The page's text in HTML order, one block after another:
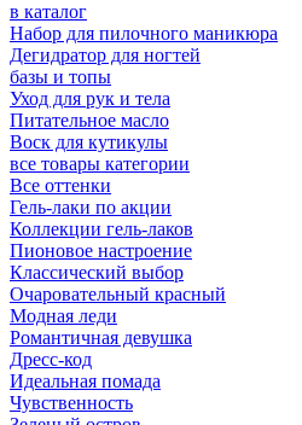
в каталог
Набор для пилочного маникюра
Дегидратор для ногтей
базы и топы
Уход для рук и тела
Питательное масло
Воск для кутикулы
все товары категории
Все оттенки
Гель-лаки по акции
Коллекции гель-лаков
Пионовое настроение
Классический выбор
Очаровательный красный
Модная леди
Романтичная девушка
Дресс-код
Идеальная помада
Чувственность